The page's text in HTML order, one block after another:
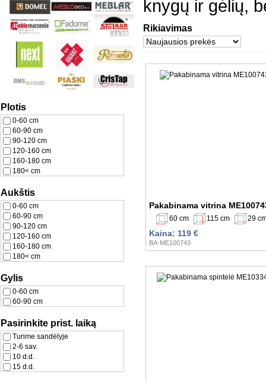
Plotis
0-60 cm
60-90 cm
90-120 cm
120-160 cm
160-180 cm
180< cm
Aukštis
0-60 cm
60-90 cm
90-120 cm
120-160 cm
160-180 cm
180< cm
Gylis
0-60 cm
60-90 cm
Pasirinkite prist. laiką
Turime sandėlyje
2-6 sav.
10 d.d.
15 d.d.
knygų ir gėlių,
Rikiavimas
Pakabinama vitrina
60 cm 115 cm 29
Kaina: 119 €
BA-ME100743